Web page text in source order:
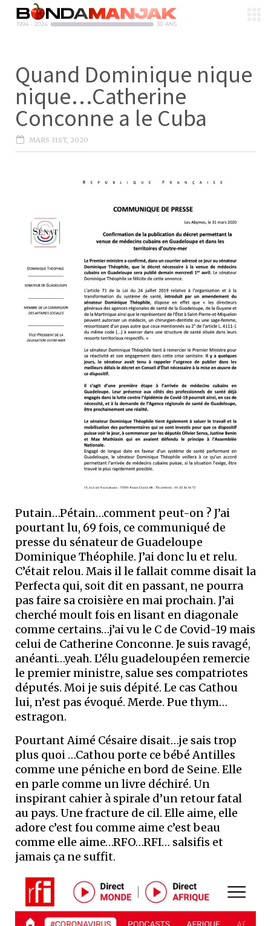
Quand Dominique nique
nique…Catherine
Conconne a le Cuba
MARS 31ST, 2020
Putain…Pétain…comment peut-on ? J’ai
pourtant lu, 69 fois, ce communiqué de
presse du sénateur de Guadeloupe
Dominique Théophile. J’ai donc lu et relu.
C’était relou. Mais il le fallait comme disait la
Perfecta qui, soit dit en passant, ne pourra
pas faire sa croisière en mai prochain. J’ai
cherché moult fois en lisant en diagonale
comme certains…j’ai vu le C de Covid-19 mais
celui de Catherine Conconne. Je suis ravagé,
anéanti…yeah. L’élu guadeloupéen remercie
le premier ministre, salue ses compatriotes
députés. Moi je suis dépité. Le cas Cathou
lui, n’est pas évoqué. Merde. Pue thym…
estragon.
Pourtant Aimé Césaire disait…je sais trop
plus quoi …Cathou porte ce bébé Antilles
comme une péniche en bord de Seine. Elle
en parle comme un livre déchiré. Un
inspirant cahier à spirale d’un retour fatal
au pays. Une fracture de cil. Elle aime, elle
adore c’est fou comme aime c’est beau
comme elle aime…RFO…RFI… salsifis et
jamais ça ne suffit.